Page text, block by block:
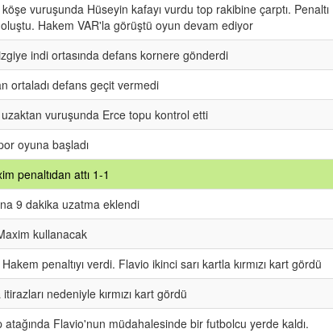
köşe vuruşunda Hüseyin kafayı vurdu top rakibine çarptı. Penaltı
Hakem VAR'la görüştü oyun devam ediyor
indi ortasında defans kornere gönderdi
ortaladı defans geçit vermedi
vuruşunda Erce topu kontrol etti
oyuna başladı
penaltıdan attı 1-1
9 dakika uzatma eklendi
kullanacak
penaltıyı verdi. Flavio ikinci sarı kartla kırmızı kart gördü
nedeniyle kırmızı kart gördü
atağında Flavio'nun müdahalesinde bir futbolcu yerde kaldı.